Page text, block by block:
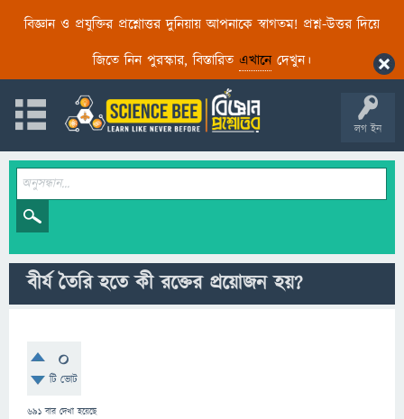
বিজ্ঞান ও প্রযুক্তির প্রশ্নোত্তর দুনিয়ায় আপনাকে স্বাগতম! প্রশ্ন-উত্তর দিয়ে
জিতে নিন পুরস্কার, বিস্তারিত এখানেদেখুন।
লগ ইন
বীর্য তৈরি হতে কী রক্তের প্রয়োজন হয়?
0
টি ভোট
691 বার দেখা হয়েছে